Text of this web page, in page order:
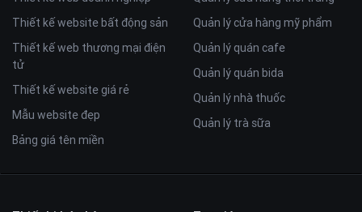
Thiết kế website bất động sản
Thiết kế web thương mại điện
tử
Thiết kế website giá rẻ
Mẫu website đẹp
Bảng giá tên miền
Quản lý cửa hàng mỹ phẩm
Quản lý quán cafe
Quản lý quán bida
Quản lý nhà thuốc
Quản lý trà sữa